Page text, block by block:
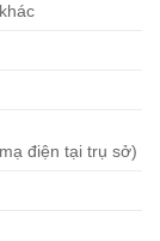
điện tại trụ sở)